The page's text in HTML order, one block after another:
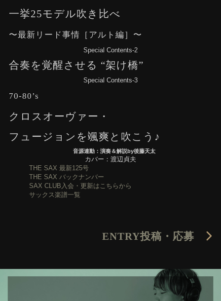
一挙25モデル吹き比べ
〜最新リード事情［アルト編］〜
Special Contents-2
合奏を覚醒させる “架け橋”
Special Contents-3
70-80’s
クロスオーヴァー・
フュージョンを颯爽と吹こう♪
音源連動：演奏＆解説by後藤天太
カバー：渡辺貞夫
THE SAX 最新125号
THE SAX バックナンバー
SAX CLUB入会・更新はこちらから
サックス楽譜一覧
ENTRY投稿・応募